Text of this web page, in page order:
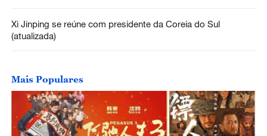
Xi Jinping se reúne com presidente da Coreia do Sul
(atualizada)
Mais Populares